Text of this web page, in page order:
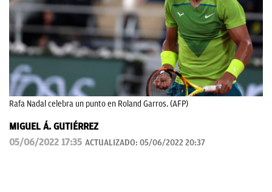
Rafa Nadal celebra un punto en Roland Garros. (AFP)
MIGUEL Á. GUTIÉRREZ
05/06/2022 17:35 ACTUALIZADO: 05/06/2022 20:37